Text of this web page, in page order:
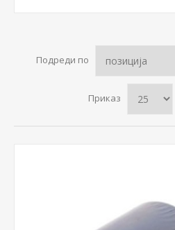
Подреди по
Приказ